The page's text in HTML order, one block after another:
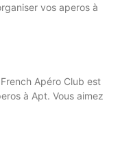
vos aperos à
Apéro Club est
à Apt. Vous aimez